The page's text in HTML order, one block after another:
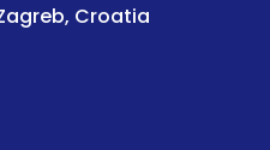
Croatia